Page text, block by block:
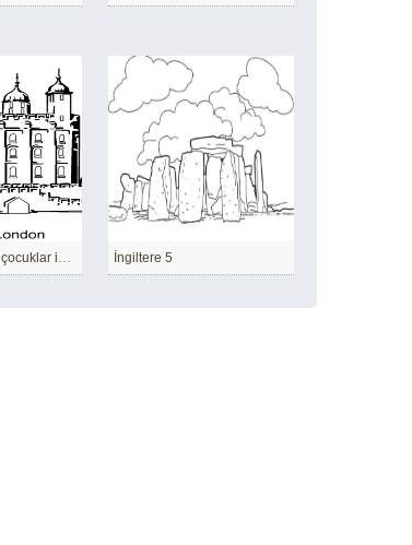
Çizmek İngiltere çocuklar için kolay İngiltere 5